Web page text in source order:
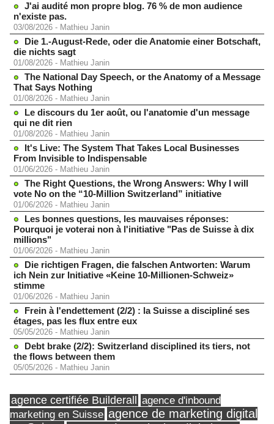
J'ai audité mon propre blog. 76 % de mon audience
n'existe pas.
03/08/2026 - Mathieu Janin
Die 1.-August-Rede, oder die Anatomie einer Botschaft,
die nichts sagt
01/08/2026 - Mathieu Janin
The National Day Speech, or the Anatomy of a Message
That Says Nothing
01/08/2026 - Mathieu Janin
Le discours du 1er août, ou l'anatomie d'un message
qui ne dit rien
01/08/2026 - Mathieu Janin
It's Live: The System That Takes Local Businesses
From Invisible to Indispensable
01/06/2026 - Mathieu Janin
The Right Questions, the Wrong Answers: Why I will
vote No on the “10-Million Switzerland” initiative
01/06/2026 - Mathieu Janin
Les bonnes questions, les mauvaises réponses:
Pourquoi je voterai non à l'initiative "Pas de Suisse à dix
millions"
01/06/2026 - Mathieu Janin
Die richtigen Fragen, die falschen Antworten: Warum
ich Nein zur Initiative «Keine 10-Millionen-Schweiz»
stimme
01/06/2026 - Mathieu Janin
Frein à l'endettement (2/2) : la Suisse a discipliné ses
étages, pas les flux entre eux
05/05/2026 - Mathieu Janin
Debt brake (2/2): Switzerland disciplined its tiers, not
the flows between them
05/05/2026 - Mathieu Janin
agence certifiée Builderall
agence d'inbound
marketing en Suisse agence de marketing digital